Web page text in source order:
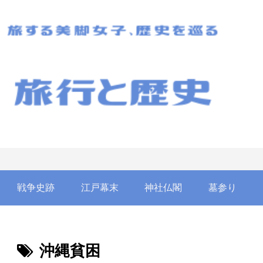
戦争史跡 江戸幕末 神社仏閣 墓参り
沖縄貧困